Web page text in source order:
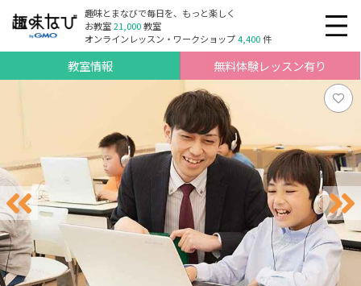
趣味とまなびで毎日を、もっと楽しく
お教室21,000教室
オンラインレッスン・ワークショップ4,400件
教室情報 無料体験レッスン有り